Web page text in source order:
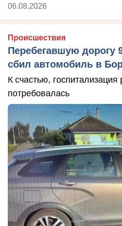
06.08.2026
Происшествия
Перебегавшую дорогу
сбил автомобиль в
К счастью, госпитализация
потребовалась